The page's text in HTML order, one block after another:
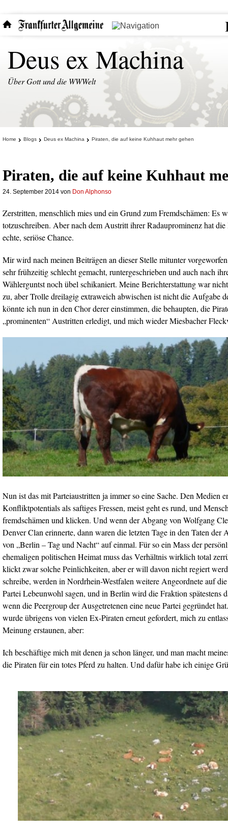
Deus ex Machina
Über Gott und die WWWelt
Home Blogs Deus ex Machina Piraten, die auf keine Kuhhaut mehr gehen
Piraten, die auf keine Kuhhaut
24. September 2014 von Don Alphonso
Zerstritten, menschlich mies und ein Grund zum Fremdschämen: Es
totzuschreiben. Aber nach dem Austritt ihrer Radauprominenz hat
echte, seriöse Chance.
Mir wird nach meinen Beiträgen an dieser Stelle mitunter
sehr frühzeitig schlecht gemacht, runtergeschrieben und auch nach
Wählerguntst noch übel schikaniert. Meine Berichterstattung war
zu, aber Trolle dreilagig extraweich abwischen ist nicht die Aufgabe
könnte ich nun in den Chor derer einstimmen, die behaupten, die
„prominenten“ Austritten erledigt, und mich wieder Miesbacher
Nun ist das mit Parteiaustritten ja immer so eine Sache. Den Medien
Konfliktpotentials als saftiges Fressen, meist geht es rund, und
fremdschämen und klicken. Und wenn der Abgang von Wolfgang
Denver Clan erinnerte, dann waren die letzten Tage in den Taten der
von „Berlin – Tag und Nacht“ auf einmal. Für so ein Mass der
ehemaligen politischen Heimat muss das Verhältnis wirklich total
klickt zwar solche Peinlichkeiten, aber er will davon nicht regiert
schreibe, werden in Nordrhein-Westfalen weitere Angeordnete auf
Partei Lebeunwohl sagen, und in Berlin wird die Fraktion spätestens
wenn die Peergroup der Ausgetretenen eine neue Partei gegründet
wurde übrigens von vielen Ex-Piraten erneut gefordert, mich zu
Meinung erstaunen, aber:
Ich beschäftige mich mit denen ja schon länger, und man macht
die Piraten für ein totes Pferd zu halten. Und dafür habe ich einige